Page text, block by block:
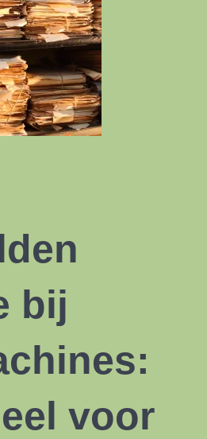
bij
voor